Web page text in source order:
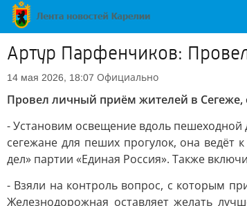
Артур Парфенчиков:
14 мая 2026, 18:07 Официально
Провел личный приём жителей в
- Установим освещение вдоль пешеходной
сегежане для пеших прогулок, она
дел» партии «Единая Россия». Также
- Взяли на контроль вопрос, с которым
Железнодорожная оставляет желать